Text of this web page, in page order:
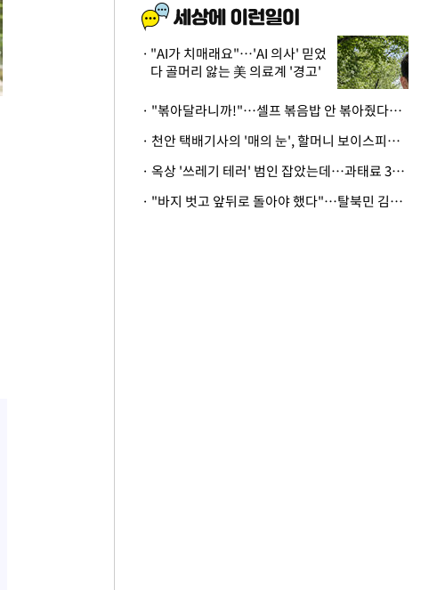
"AI가 치매래요"…'AI 의사' 믿었
다 골머리 앓는 美 의료계 '경고'
· "볶아달라니까!"…셀프 볶음밥 안 볶아줬다고 사장 폭행한 손님
· 천안 택배기사의 '매의 눈', 할머니 보이스피싱 피해 막아
· 옥상 '쓰레기 테러' 범인 잡았는데…과태료 3만원 처분에 숙박업주 허탈
· "바지 벗고 앞뒤로 돌아야 했다"…탈북민 김서아, 기쁨조 검사 수치심 회상